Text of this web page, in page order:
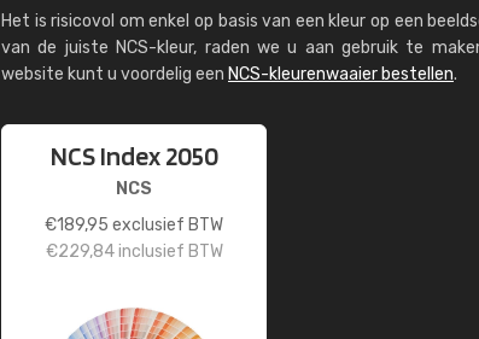
Het is risicovol om enkel op basis van een kleur op een
van de juiste NCS-kleur, raden we u aan gebruik te
website kunt u voordelig een NCS-kleurenwaaier bestellen.
NCS Index 2050
NCS
€189,95 exclusief BTW
€229,84inclusief BTW